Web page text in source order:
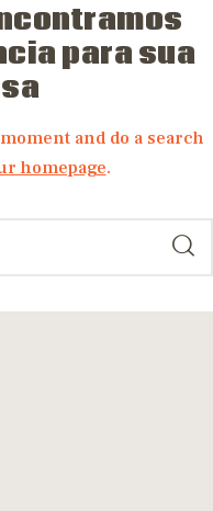
para sua
and do a search
homepage.